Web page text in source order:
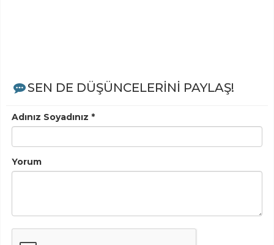
SEN DE DÜŞÜNCELERİNİ PAYLAŞ!
Adınız Soyadınız *
Yorum